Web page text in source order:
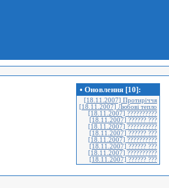
• Оновлення [10]:
[18.11.2007] Протиріччя
[18.11.2007] Любові тепло
[18.11.2007] ??????????
[18.11.2007] ?????? ???
[18.11.2007] ??????????
[18.11.2007] ?????? ???
[18.11.2007] ??????????
[18.11.2007] ?????? ???
[18.11.2007] ??????????
[18.11.2007] ?????? ???